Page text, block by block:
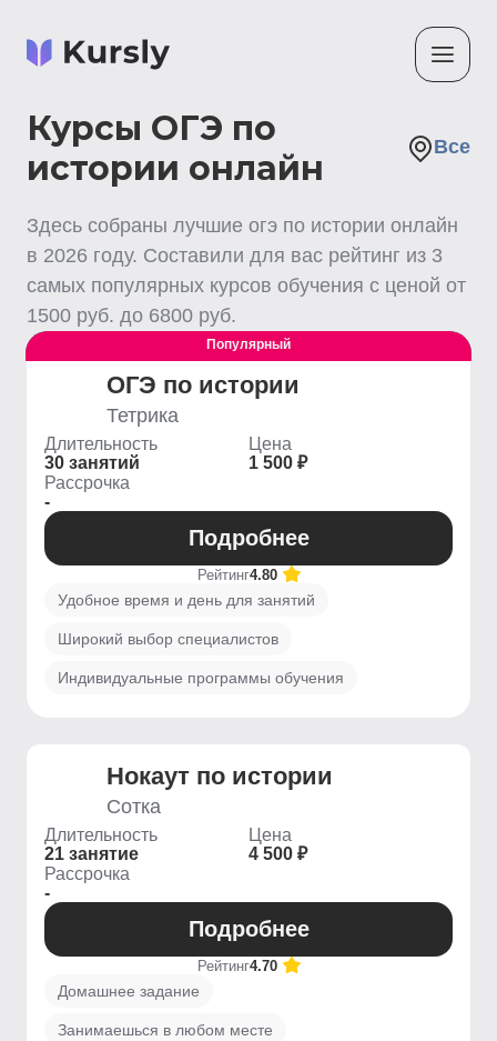
Курсы ОГЭ по
истории онлайн
Все
Здесь собраны лучшие огэ по истории онлайн
в 2026 году. Составили для вас рейтинг из 3
самых популярных курсов обучения с ценой от
1500 руб. до 6800 руб.
Выгодный
Популярный
ОГЭ по истории
Тетрика
Длительность
30 занятий
Цена
1 500 ₽
Рассрочка
-
Подробнее
Рейтинг4.80
Удобное время и день для занятий
Широкий выбор специалистов
Индивидуальные программы обучения
Нокаут по истории
Сотка
Длительность
21 занятие
Цена
4 500 ₽
Рассрочка
-
Подробнее
Рейтинг4.70
Домашнее задание
Занимаешься в любом месте